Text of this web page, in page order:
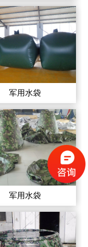
军用水袋
军用水袋